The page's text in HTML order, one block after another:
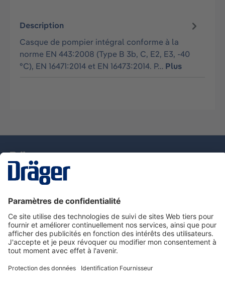
Description
Casque de pompier intégral conforme à la
norme EN 443:2008 (Type B 3b, C, E2, E3, -40
°C), EN 16471:2014 et EN 16473:2014. P… Plus
Nous contacter
Service de e-commande Dräger
Informations sur les produits